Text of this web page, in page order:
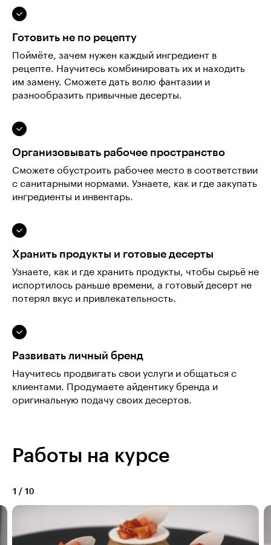
Готовить не по рецепту
Поймёте, зачем нужен каждый ингредиент в
рецепте. Научитесь комбинировать их и находить
им замену. Сможете дать волю фантазии и
разнообразить привычные десерты.
Организовывать рабочее пространство
Сможете обустроить рабочее место в соответствии
с санитарными нормами. Узнаете, как и где закупать
ингредиенты и инвентарь.
Хранить продукты и готовые десерты
Узнаете, как и где хранить продукты, чтобы сырьё не
испортилось раньше времени, а готовый десерт не
потерял вкус и привлекательность.
Развивать личный бренд
Научитесь продвигать свои услуги и общаться с
клиентами. Продумаете айдентику бренда и
оригинальную подачу своих десертов.
Работы на курсе
1 / 10